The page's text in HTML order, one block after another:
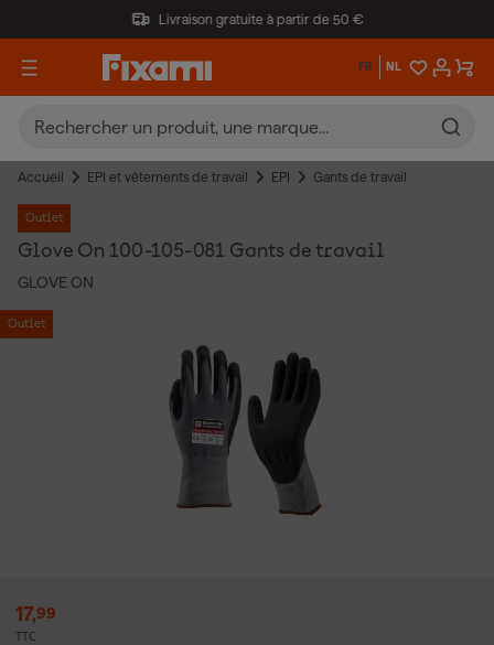
Livraison gratuite à partir de 50 €
FR NL
Accueil EPI et vêtements de travail EPI Gants de travail
Outlet
Glove On 100-105-081 Gants de travail
GLOVE ON
Outlet
17,99
TTC